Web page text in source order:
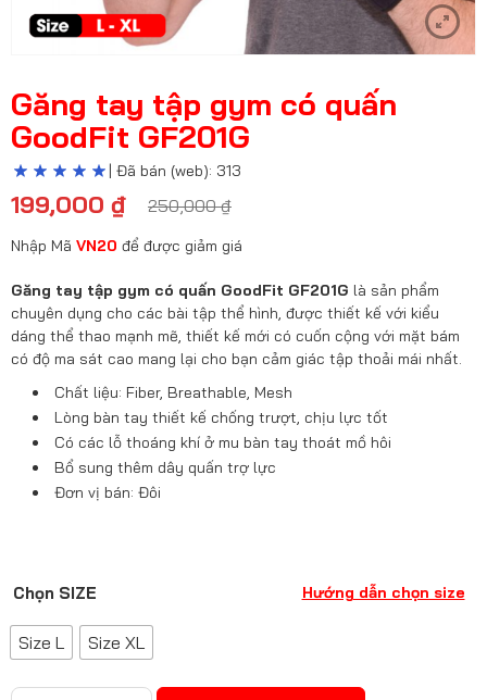
Găng tay tập gym có quấn
GoodFit GF201G
| Đã bán (web): 313
250,000₫
199,000 ₫
Nhập Mã VN20 để được giảm giá
Găng tay tập gym có quấn GoodFit GF201G là sản phẩm
chuyên dụng cho các bài tập thể hình, được thiết kế với kiểu
dáng thể thao mạnh mẽ, thiết kế mới có cuốn cộng với mặt bám
có độ ma sát cao mang lại cho bạn cảm giác tập thoải mái nhất.
Chất liệu: Fiber, Breathable, Mesh
Lòng bàn tay thiết kế chống trượt, chịu lực tốt
Có các lỗ thoáng khí ở mu bàn tay thoát mồ hôi
Bổ sung thêm dây quấn trợ lực
Đơn vị bán: Đôi
SIZE Hướng dẫn chọn size
Size L Size XL